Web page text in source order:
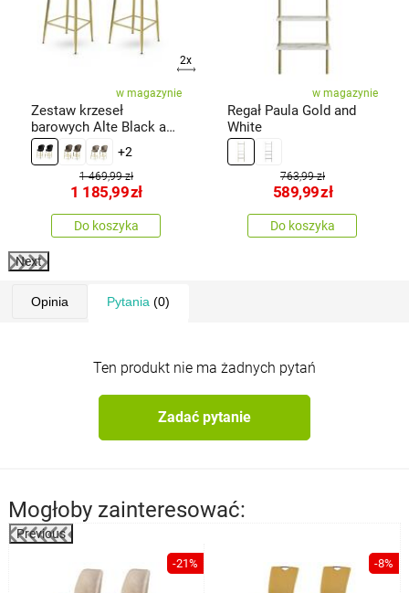
2x
w magazynie
Zestaw krzeseł
barowych Alte Black and
Gold, 2 szt.
+2
1 469,99 zł
1 185,99zł
Do koszyka
w magazynie
Regał Paula Gold and
White
763,99 zł
589,99zł
Do koszyka
Next
Opinia Pytania (0)
Ten produkt nie ma żadnych pytań
Zadać pytanie
Mogłoby zainteresować:
Previous
-21% -8%